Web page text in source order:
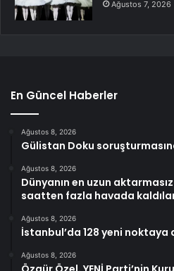
Ağustos 7, 2026
En Güncel Haberler
Ağustos 8, 2026
Gülistan Doku
Ağustos 8, 2026
Dünyanın en uzun
saatten fazla havada
Ağustos 8, 2026
İstanbul’da 128 yeni noktaya
Ağustos 8, 2026